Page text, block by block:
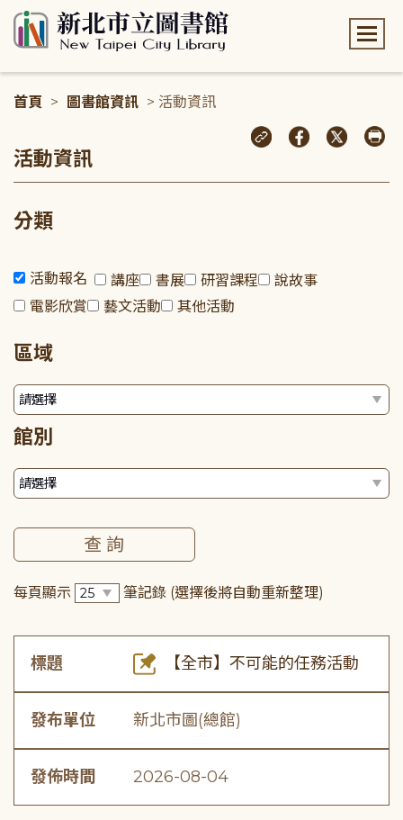
首頁 > 圖書館資訊 > 活動資訊
活動資訊
分類
活動報名 講座 書展 研習課程
說故事
電影欣賞
藝文活動 其他活動
區域
館別
每頁顯示 筆記錄 (選擇後將自動重新整理)
標題 【全市】不可能的任務活動
發布單位 新北市圖(總館)
發佈時間 2026-08-04